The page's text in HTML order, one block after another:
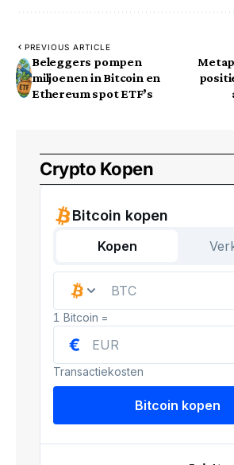
PREVIOUS ARTICLE
Beleggers pompen
miljoenen in Bitcoin en
Ethereum spot ETF’s
Crypto Kopen